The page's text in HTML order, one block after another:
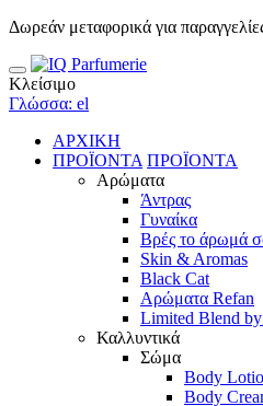
Δωρεάν μεταφορικά για
Κλείσιμο
Γλώσσα: el
ΑΡΧΙΚΗ
ΠΡΟΪΟΝΤΑ ΠΡΟΪΟΝΤΑ
Αρώματα
Άντρας
Γυναίκα
Βρές το άρωμά
Skin & Aromas
Black Cat
Αρώματα Refan
Limited Blend
Καλλυντικά
Σώμα
Body
Body